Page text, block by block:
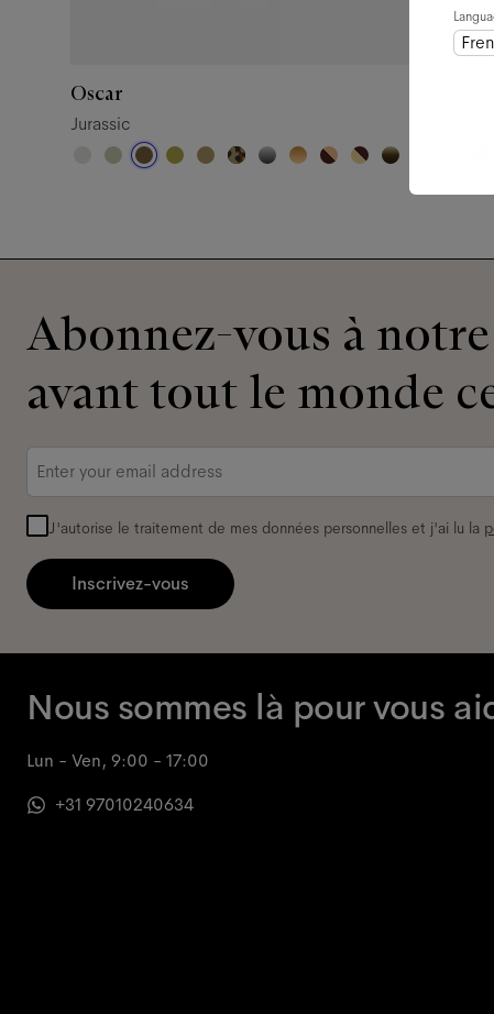
Oscar
Jurassic
Abonnez-vous à
avant tout le monde
mail
J'autorise le traitement de mes données personnelles et j'ai lu la
Inscrivez-vous
Nous sommes là pour vous
Lun - Ven, 9:00 - 17:00
+31 97010240634